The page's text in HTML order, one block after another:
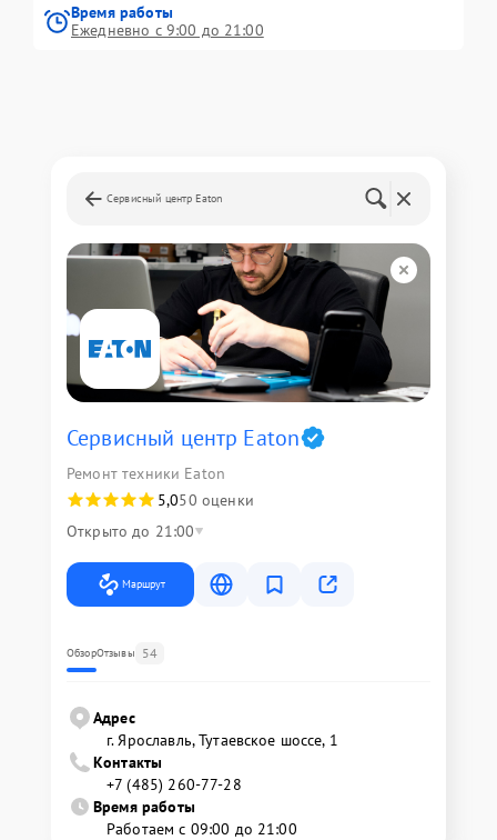
Время работы
Ежедневно с 9:00 до 21:00
Сервисный центр Eaton
Сервисный центр Eaton
Ремонт техники Eaton
5,050 оценки
Открыто до 21:00
Маршрут
ОбзорОтзывы 54
Адрес
г. Ярославль, Тутаевское шоссе, 1
Контакты
+7 (485) 260-77-28
Время работы
Работаем с 09:00 до 21:00